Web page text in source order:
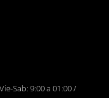
Sab: 9:00 a 01:00 /